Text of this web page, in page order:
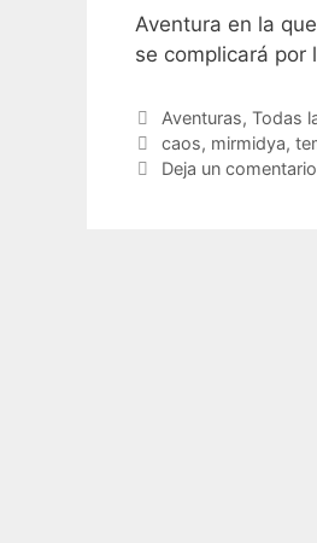
Aventura en la
se complicará por
Categorías
Aventuras, Todas
Etiquetas
caos, mirmidya,
Deja un comentario